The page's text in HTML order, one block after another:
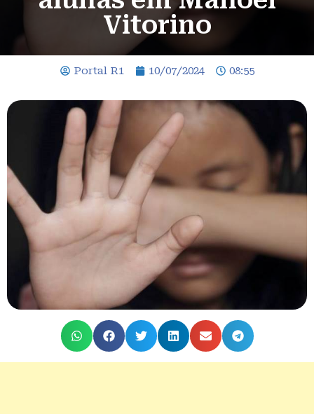
Vitorino
Portal R1 10/07/2024 08:55